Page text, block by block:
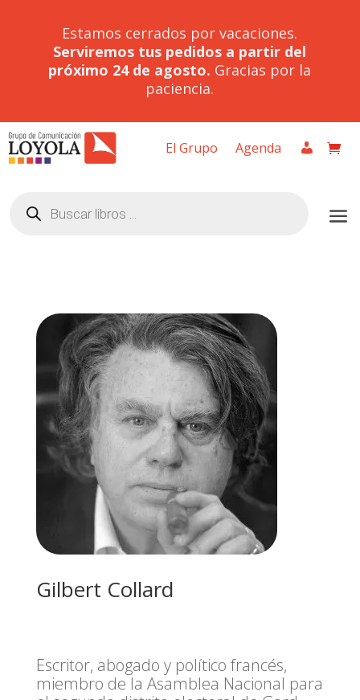
Estamos cerrados por vacaciones.
Serviremos tus pedidos a partir del
próximo 24 de agosto. Gracias por la
paciencia.
El Grupo Agenda
productos
Gilbert Collard
Escritor, abogado y político francés,
miembro de la Asamblea Nacional para